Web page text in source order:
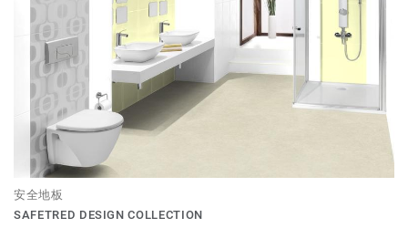
安全地板
SAFETRED DESIGN COLLECTION